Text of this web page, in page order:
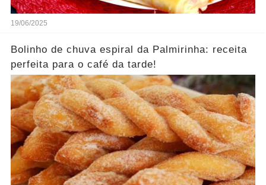
19/06/2025
Bolinho de chuva espiral da Palmirinha: receita
perfeita para o café da tarde!